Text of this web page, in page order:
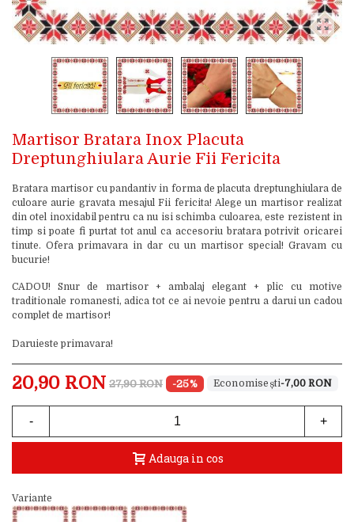
Martisor Bratara Inox Placuta
Dreptunghiulara Aurie Fii Fericita
Bratara martisor cu pandantiv in forma de placuta dreptunghiulara de
culoare aurie gravata mesajul Fii fericita! Alege un martisor realizat
din otel inoxidabil pentru ca nu isi schimba culoarea, este rezistent in
timp si poate fi purtat tot anul ca accesoriu bratara potrivit oricarei
tinute. Ofera primavara in dar cu un martisor special! Gravam cu
bucurie!
CADOU! Snur de martisor + ambalaj elegant + plic cu motive
traditionale romanesti, adica tot ce ai nevoie pentru a darui un cadou
complet de martisor!
Daruieste primavara!
20,90 RON 27,90 RON -25% -7,00 RON
- +
Adauga in cos
Variante